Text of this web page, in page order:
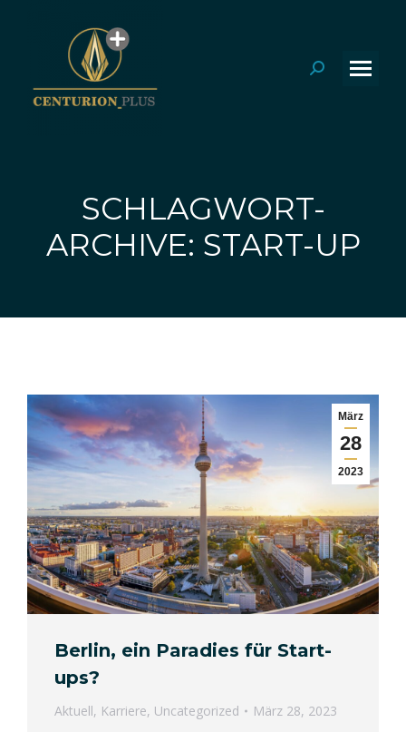
Search:
SCHLAGWORT-
ARCHIVE: START-UP
März
28
2023
Berlin, ein Paradies für Start-
ups?
Aktuell, Karriere, Uncategorized
März 28, 2023